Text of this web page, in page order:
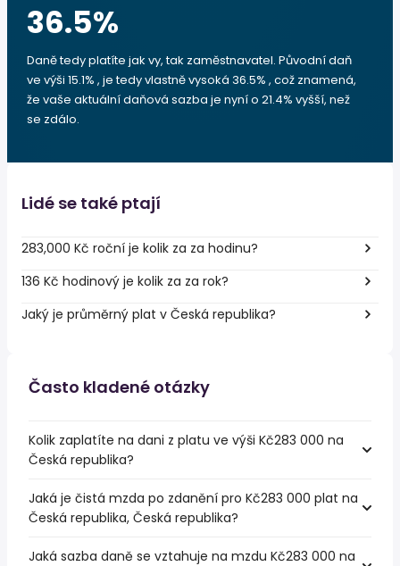
36.5%
Daně tedy platíte jak vy, tak zaměstnavatel. Původní daň
ve výši 15.1% , je tedy vlastně vysoká 36.5% , což znamená,
že vaše aktuální daňová sazba je nyní o 21.4% vyšší, než
se zdálo.
Lidé se také ptají
283,000 Kč roční je kolik za za hodinu?
136 Kč hodinový je kolik za za rok?
Jaký je průměrný plat v Česká republika?
Často kladené otázky
Kolik zaplatíte na dani z platu ve výši Kč283 000 na
Česká republika?
Jaká je čistá mzda po zdanění pro Kč283 000 plat na
Česká republika, Česká republika?
Jaká sazba daně se vztahuje na mzdu Kč283 000 na